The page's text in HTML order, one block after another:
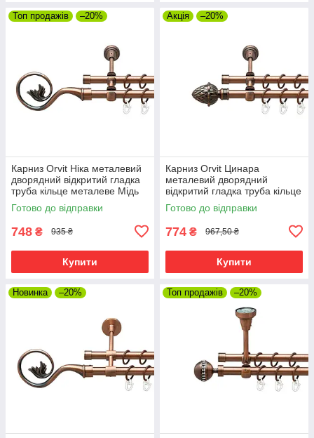
Топ продажів –20%
Карниз Orvit Ніка металевий
дворядний відкритий гладка
труба кільце металеве Мідь
16\16 мм 120 см (00-
00020672)
Готово до відправки
748 ₴ 935 ₴
Купити
Акція –20%
Карниз Orvit Цинара
металевий дворядний
відкритий гладка труба кільце
металеве Мідь 16\16 мм 120
см (00-00020770)
Готово до відправки
774 ₴ 967,50 ₴
Купити
Новинка –20% Топ продажів –20%